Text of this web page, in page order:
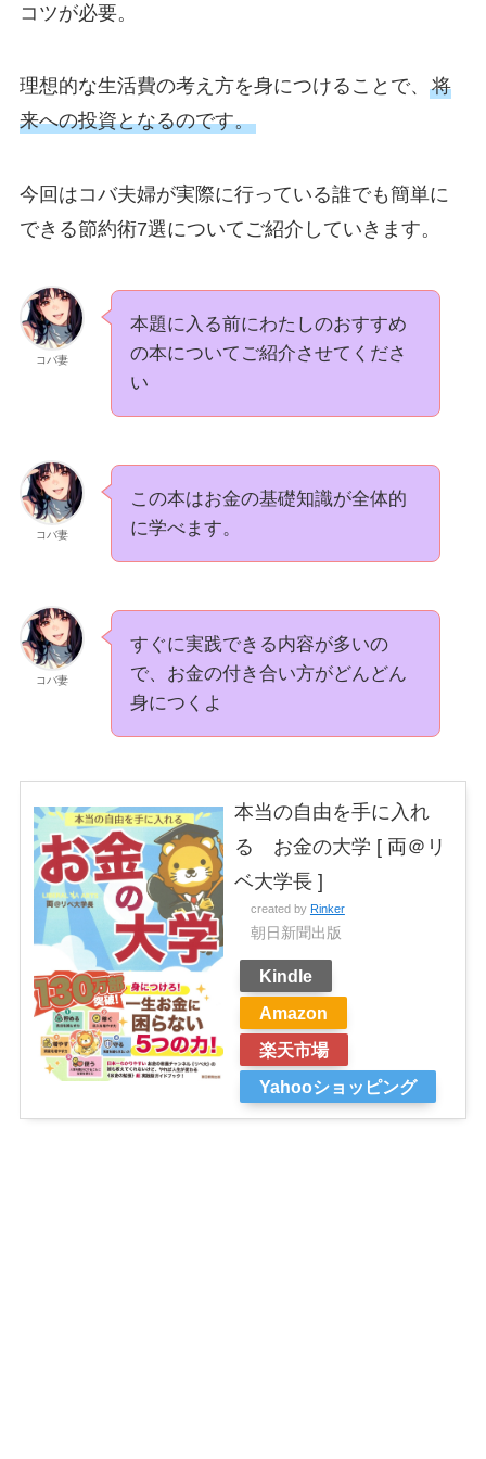
コツが必要。
理想的な生活費の考え方を身につけることで、 将
来への投資となるのです。
今回はコバ夫婦が実際に行っている誰でも簡単に
できる節約術7選についてご紹介していきます。
コバ妻
本題に入る前にわたしのおすすめ
の本についてご紹介させてくださ
い
コバ妻
この本はお金の基礎知識が全体的
に学べます。
コバ妻
すぐに実践できる内容が多いの
で、お金の付き合い方がどんどん
身につくよ
本当の自由を手に入れ
る お金の大学 [ 両＠リ
ベ大学長 ]
created by Rinker
朝日新聞出版
Kindle
Amazon
楽天市場
Yahooショッピング